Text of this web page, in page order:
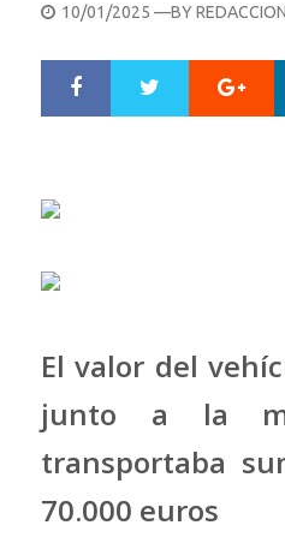
POSTED
10/01/2025 —BYREDACCION
El valor del
junto a la
transportaba
70.000 euros